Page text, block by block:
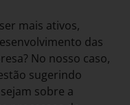
mais ativos,
das
No nosso caso,
sugerindo
sobre a